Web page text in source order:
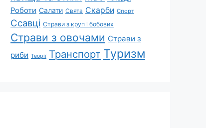
Роботи Салати Свята Скарби Спорт
Ссавці Страви з круп і бобових
Страви з овочами Страви з
риби Теорії Транспорт Туризм